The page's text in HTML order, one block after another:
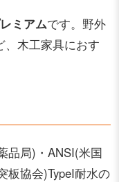
ミアムです。野外
、木工家具におす
品局)・ANSI(米国
板協会)TypeI耐水の